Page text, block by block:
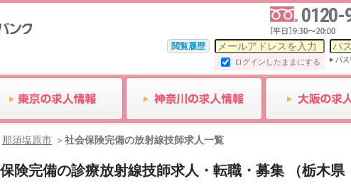
0120-
閲覧履歴
ログインしたままにする
那須塩原市 社会保険完備の放射線技師求人一覧
保険完備の診療放射線技師求人・転職・募集 （栃木県